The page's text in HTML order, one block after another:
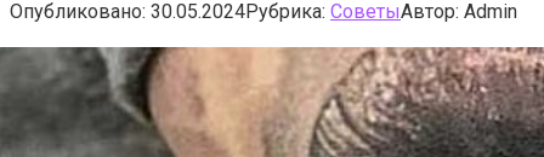
Опубликовано: 30.05.2024Рубрика: CоветыАвтор: Admin